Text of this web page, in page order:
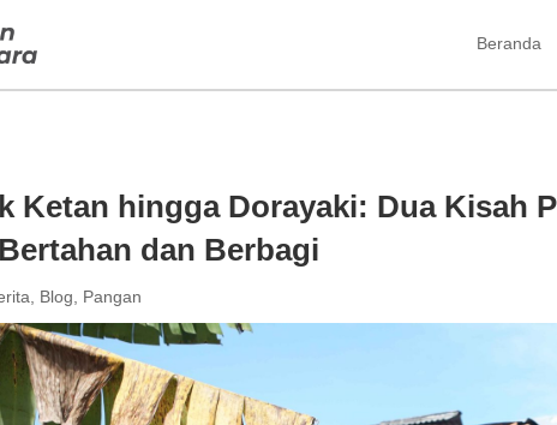
Beranda
Ketan hingga Dorayaki: Dua Kisah
dan Berbagi
Blog Pangan